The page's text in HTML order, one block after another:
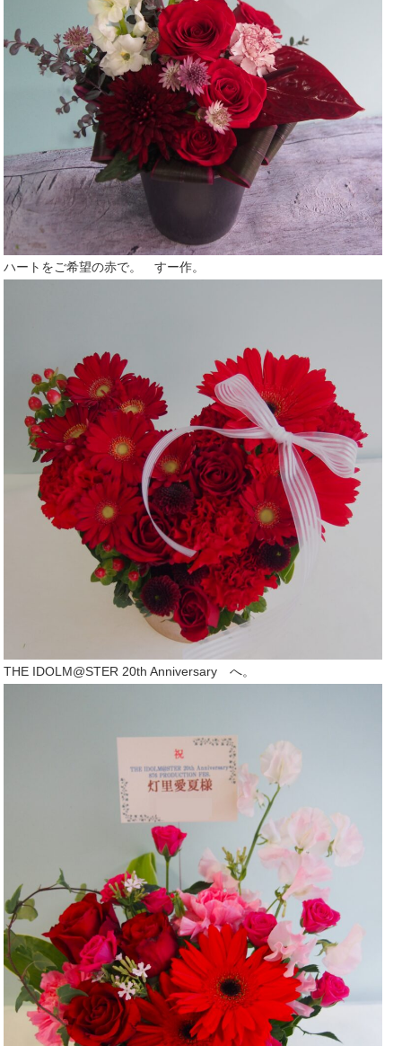
ハートをご希望の赤で。 すー作。
THE IDOLM@STER 20th Anniversary へ。